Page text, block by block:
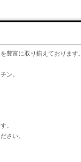
豊富に取り揃えております。
ン。
。
さい。